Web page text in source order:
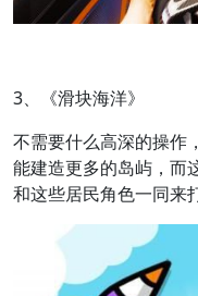
3、《滑块海洋》
不需要什么高深的操作
能建造更多的岛屿，而
和这些居民角色一同来